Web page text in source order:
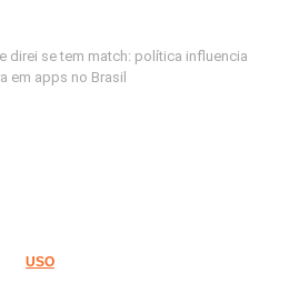
direi se tem match: política influencia
em apps no Brasil
USO